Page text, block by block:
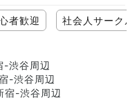
者歓迎 社会人サークル
渋谷周辺
-渋谷周辺
-渋谷周辺